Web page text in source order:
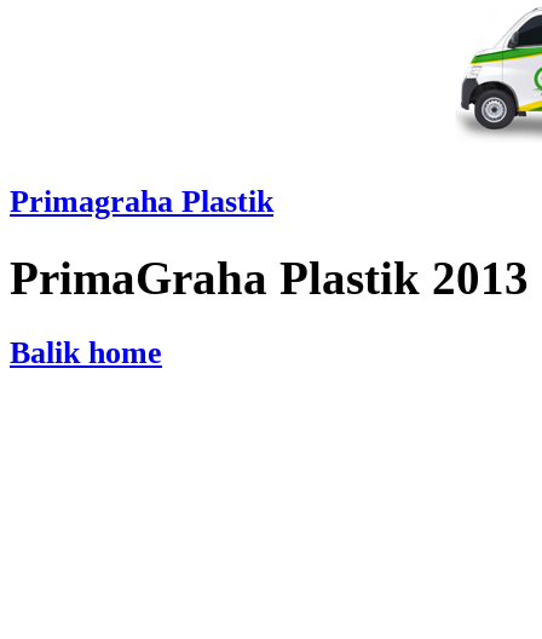
Primagraha Plastik
PrimaGraha Plastik 2013
Balik home